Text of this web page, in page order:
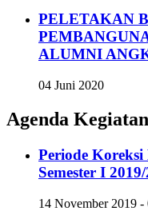
PELETAKAN
ALUMNI
04 Juni 2020
Agenda Kegiatan
Periode
Semester I
14 November 2019 -